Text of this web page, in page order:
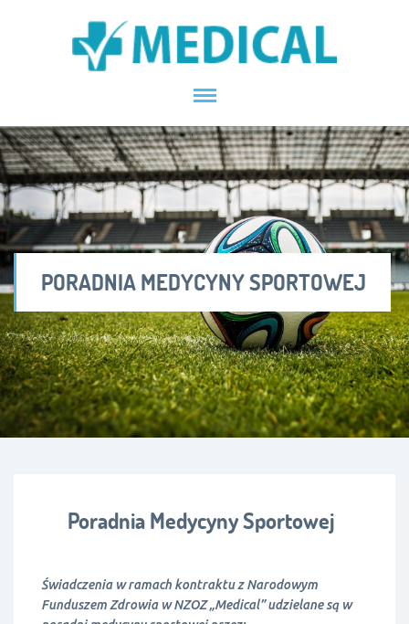
PORADNIA MEDYCYNY SPORTOWEJ
Poradnia Medycyny Sportowej
Świadczenia w ramach kontraktu z Narodowym
Funduszem Zdrowia w NZOZ „Medical” udzielane są w